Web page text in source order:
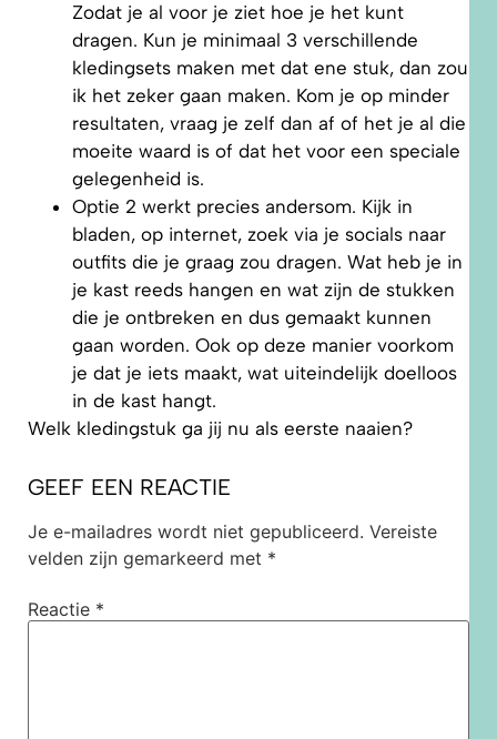
Zodat je al voor je ziet hoe je het kunt
dragen. Kun je minimaal 3 verschillende
kledingsets maken met dat ene stuk, dan zou
ik het zeker gaan maken. Kom je op minder
resultaten, vraag je zelf dan af of het je al die
moeite waard is of dat het voor een speciale
gelegenheid is.
Optie 2 werkt precies andersom. Kijk in
bladen, op internet, zoek via je socials naar
outfits die je graag zou dragen. Wat heb je in
je kast reeds hangen en wat zijn de stukken
die je ontbreken en dus gemaakt kunnen
gaan worden. Ook op deze manier voorkom
je dat je iets maakt, wat uiteindelijk doelloos
in de kast hangt.
Welk kledingstuk ga jij nu als eerste naaien?
GEEF EEN REACTIE
Je e-mailadres wordt niet gepubliceerd. Vereiste
velden zijn gemarkeerd met *
Reactie *